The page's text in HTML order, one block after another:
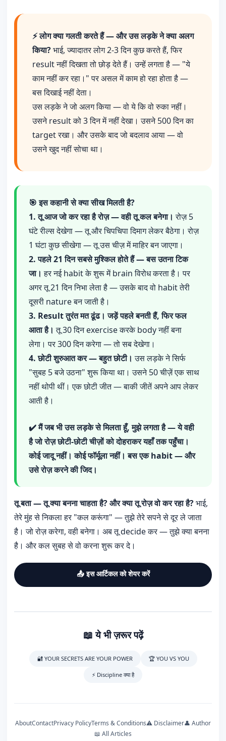
⚡ लोग क्या गलती करते हैं — और उस लड़के ने क्या अलग
किया?भाई, ज्यादातर लोग 2-3 दिन कुछ करते हैं, फिर
result नहीं दिखता तो छोड़ देते हैं। उन्हें लगता है — "ये
काम नहीं कर रहा।" पर असल में काम हो रहा होता है —
बस दिखाई नहीं देता।
उस लड़के ने जो अलग किया — वो ये कि वो रुका नहीं।
उसने result को 3 दिन में नहीं देखा। उसने 500 दिन का
target रखा। और उसके बाद जो बदलाव आया — वो
उसने खुद नहीं सोचा था।
🎯 इस कहानी से क्या सीख मिलती है?
1. तू आज जो कर रहा है रोज़ — वही तू कल बनेगा। रोज़ 5
घंटे रील्स देखेगा — तू और चिपचिपा दिमाग लेकर बैठेगा। रोज़
1 घंटा कुछ सीखेगा — तू उस चीज़ में माहिर बन जाएगा।
2. पहले 21 दिन सबसे मुश्किल होते हैं — बस उतना टिक
जा। हर नई habit के शुरू में brain विरोध करता है। पर
अगर तू 21 दिन निभा लेता है — उसके बाद वो habit तेरी
दूसरी nature बन जाती है।
3. Result तुरंत मत ढूंढ। जड़ें पहले बनती हैं, फिर फल
आता है। तू 30 दिन exercise करके body नहीं बना
लेगा। पर 300 दिन करेगा — तो सब देखेगा।
4. छोटी शुरुआत कर — बहुत छोटी। उस लड़के ने सिर्फ
"सुबह 5 बजे उठना" शुरू किया था। उसने 50 चीज़ें एक साथ
नहीं थोपी थीं। एक छोटी जीत — बाकी जीतें अपने आप लेकर
आती है।
✔️ मैं जब भी उस लड़के से मिलता हूँ, मुझे लगता है — ये वही
है जो रोज़ छोटी-छोटी चीज़ों को दोहराकर यहाँ तक पहुँचा।
कोई जादू नहीं। कोई फॉर्मूला नहीं। बस एक habit — और
उसे रोज़ करने की जिद।
तू बता — तू क्या बनना चाहता है? और क्या तू रोज़ वो कर रहा है?भाई,
तेरे मुंह से निकला हर "कल करूंगा" — तुझे तेरे सपने से दूर ले जाता
है। जो रोज़ करेगा, वही बनेगा। अब तू decide कर — तुझे क्या बनना
है। और कल सुबह से वो करना शुरू कर दे।
📤 इस आर्टिकल को शेयर करें
📖 ये भी ज़रूर पढ़ें
🔐 YOUR SECRETS ARE YOUR POWER 🏆 YOU VS YOU
⚡ Discipline क्या है
AboutContactPrivacy PolicyTerms & Conditions⚠️ Disclaimer👤 Author
📖 All Articles